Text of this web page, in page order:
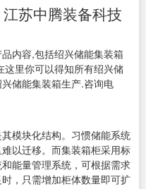
苏中腾装备科技
内容,包括绍兴储能集装箱
里你可以得知所有绍兴储
储能集装箱生产.咨询电
模块化结构。习惯储能系统
以迁移。而集装箱柜采用标
能量管理系统，可根据需求
，只需增加柜体数量即可扩